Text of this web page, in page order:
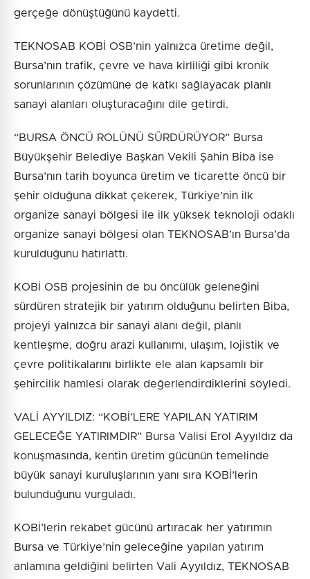
gerçeğe dönüştüğünü kaydetti.
TEKNOSAB KOBİ OSB’nin yalnızca üretime değil,
Bursa’nın trafik, çevre ve hava kirliliği gibi kronik
sorunlarının çözümüne de katkı sağlayacak planlı
sanayi alanları oluşturacağını dile getirdi.
“BURSA ÖNCÜ ROLÜNÜ SÜRDÜRÜYOR” Bursa
Büyükşehir Belediye Başkan Vekili Şahin Biba ise
Bursa’nın tarih boyunca üretim ve ticarette öncü bir
şehir olduğuna dikkat çekerek, Türkiye’nin ilk
organize sanayi bölgesi ile ilk yüksek teknoloji odaklı
organize sanayi bölgesi olan TEKNOSAB’ın Bursa’da
kurulduğunu hatırlattı.
KOBİ OSB projesinin de bu öncülük geleneğini
sürdüren stratejik bir yatırım olduğunu belirten Biba,
projeyi yalnızca bir sanayi alanı değil, planlı
kentleşme, doğru arazi kullanımı, ulaşım, lojistik ve
çevre politikalarını birlikte ele alan kapsamlı bir
şehircilik hamlesi olarak değerlendirdiklerini söyledi.
VALİ AYYILDIZ: “KOBİ’LERE YAPILAN YATIRIM
GELECEĞE YATIRIMDIR” Bursa Valisi Erol Ayyıldız da
konuşmasında, kentin üretim gücünün temelinde
büyük sanayi kuruluşlarının yanı sıra KOBİ’lerin
bulunduğunu vurguladı.
KOBİ’lerin rekabet gücünü artıracak her yatırımın
Bursa ve Türkiye’nin geleceğine yapılan yatırım
anlamına geldiğini belirten Vali Ayyıldız, TEKNOSAB